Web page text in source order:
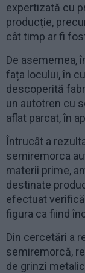
expertizată cu
producție,
cât timp ar fi
De asememea,
fața locului, în
descoperită
un autotren cu
aflat parcat, în
Întrucât a
semiremorca
materii prime,
destinate
efectuat
figura ca fiind
Din cercetări a
semiremorcă,
de grinzi